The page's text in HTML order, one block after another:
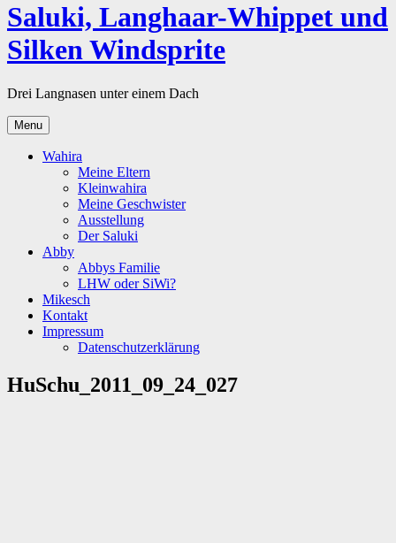
Saluki, Langhaar-Whippet und
Silken Windsprite
Drei Langnasen unter einem Dach
Menu
Wahira
Meine Eltern
Kleinwahira
Meine Geschwister
Ausstellung
Der Saluki
Abby
Abbys Familie
LHW oder SiWi?
Mikesch
Kontakt
Impressum
Datenschutzerklärung
HuSchu_2011_09_24_027